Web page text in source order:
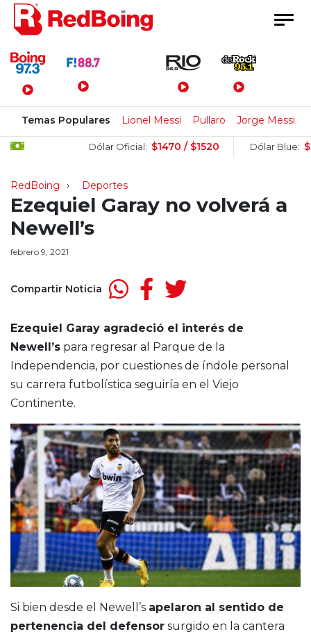
Menú Principal
Temas Populares Lionel Messi Pullaro Jorge Messi
Dólar Oficial: $1470 / $1520 Dólar Blue:
RedBoing Deportes
Ezequiel Garay no volverá a
Newell’s
febrero 9, 2021
Compartir Noticia
Ezequiel Garay agradeció el interés de
Newell’s para regresar al Parque de la
Independencia, por cuestiones de índole personal
su carrera futbolística seguiría en el Viejo
Continente.
Si bien desde el Newell’s apelaron al sentido de
pertenencia del defensor surgido en la cantera